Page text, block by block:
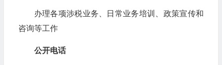
办理各项涉税业务、日常业务培训、政策宣传和
咨询等工作
公开电话